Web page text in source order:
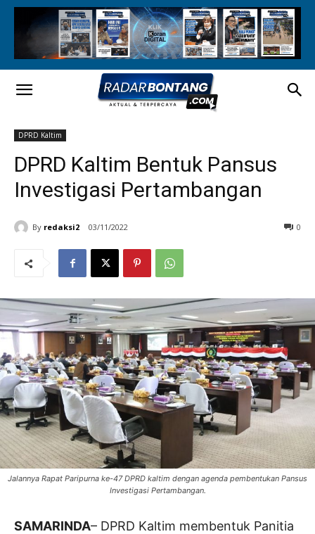
DPRD Kaltim
DPRD Kaltim Bentuk Pansus
Investigasi Pertambangan
By redaksi2 03/11/2022 0
Jalannya Rapat Paripurna ke-47 DPRD kaltim dengan agenda pembentukan Pansus
Investigasi Pertambangan.
SAMARINDA– DPRD Kaltim membentuk Panitia